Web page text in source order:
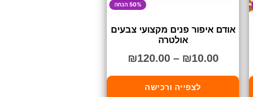
50% הנחה
אודם איפור פנים מקצועי צבעים
אולטרה
₪10.00
–
₪120.00
לצפייה ורכישה